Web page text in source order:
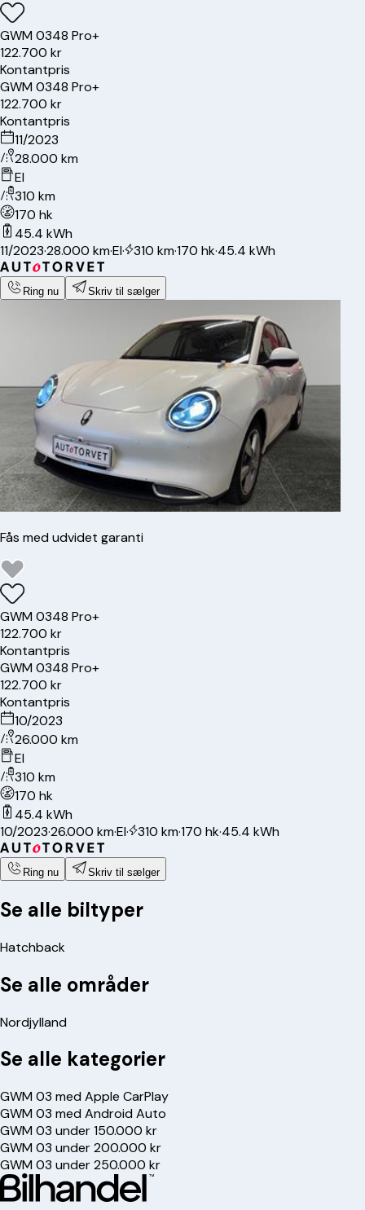
GWM0348 Pro+
122.700 kr
Kontantpris
GWM0348 Pro+
122.700 kr
Kontantpris
11/2023
28.000 km
El
310 km
170 hk
45.4 kWh
11/2023·28.000 km·El· 310 km·170 hk·45.4 kWh
Ring nu Skriv til sælger
Fås med udvidet garanti
GWM0348 Pro+
122.700 kr
Kontantpris
GWM0348 Pro+
122.700 kr
Kontantpris
10/2023
26.000 km
El
310 km
170 hk
45.4 kWh
10/2023·26.000 km·El· 310 km·170 hk·45.4 kWh
Ring nu Skriv til sælger
Se alle biltyper
Hatchback
Se alle områder
Nordjylland
Se alle kategorier
GWM 03 med Apple CarPlay
GWM 03 med Android Auto
GWM 03 under 150.000 kr
GWM 03 under 200.000 kr
GWM 03 under 250.000 kr